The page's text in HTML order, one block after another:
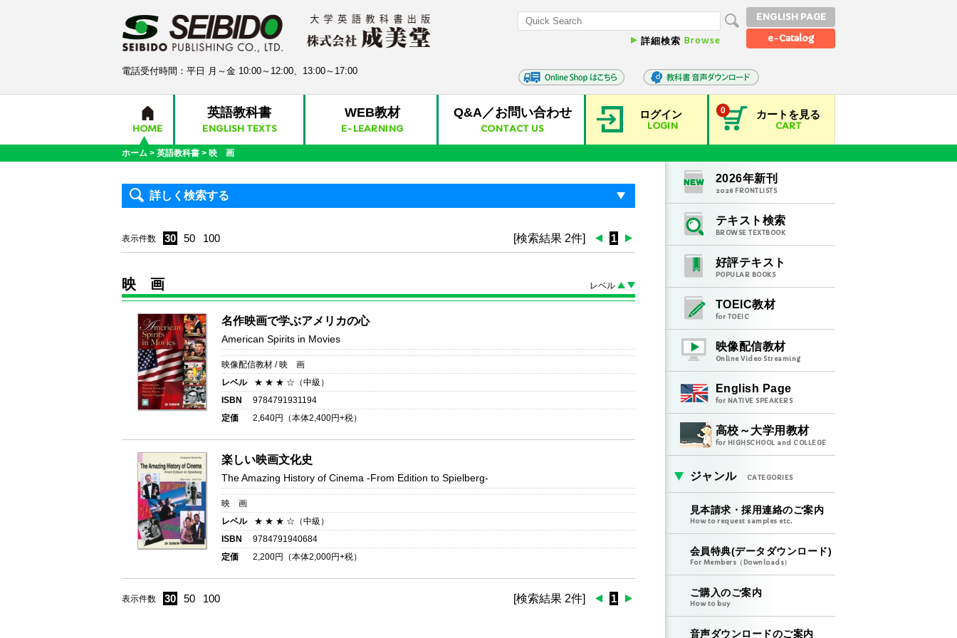
詳細検索 Browse
ENGLISH PAGE
e-Catalog
電話受付時間：平日 月～金 10:00～12:00、13:00～17:00
HOME
英語教科書
ENGLISH TEXTS
WEB教材
E-LEARNING
Q&A／お問い合わせ
CONTACT US
ログイン
LOGIN
カートを見る
CART
0
ホーム > 英語教科書 > 映 画
詳しく検索する
表示件数 30 50 100 [検索結果 2件] 1
映 画 レベル
名作映画で学ぶアメリカの心
American Spirits in Movies
映像配信教材 / 映 画
レベル
★ ★ ★ ☆（中級）
ISBN
9784791931194
定価
2,640円（本体2,400円+税）
楽しい映画文化史
The Amazing History of Cinema -From Edition to Spielberg-
映 画
レベル
★ ★ ★ ☆（中級）
ISBN
9784791940684
定価
2,200円（本体2,000円+税）
表示件数 30 50 100 [検索結果 2件] 1
2026年新刊
2026FRONTLISTS
テキスト検索
BROWSE TEXTBOOK
好評テキスト
POPULAR BOOKS
TOEIC教材
for TOEIC
映像配信教材
Online Video Streaming
English Page
for NATIVE SPEAKERS
高校～大学用教材
for HIGHSCHOOL and COLLEGE
ジャンル CATEGORIES
見本請求・採用連絡のご案内
How to request samples etc.
会員特典(データダウンロード)
For Members（Downloads）
ご購入のご案内
How to buy
音声ダウンロードのご案内